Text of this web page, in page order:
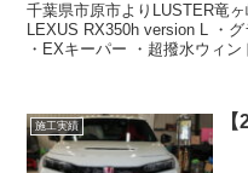
千葉県市原市よりLUSTER竜
LEXUS RX350h version L ・
・EXキーパー ・超撥水ウィ
施工実績